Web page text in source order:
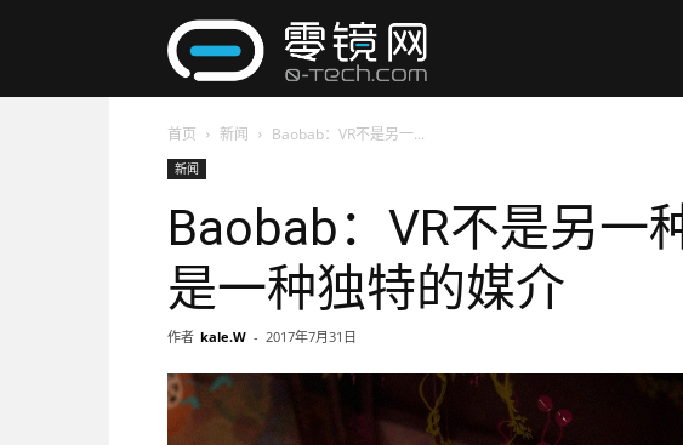
网
首页 新闻 Baobab：VR不是另一...
新闻
Baobab：VR不是另一
是一种独特的媒介
作者 kale.W - 2017年7月31日